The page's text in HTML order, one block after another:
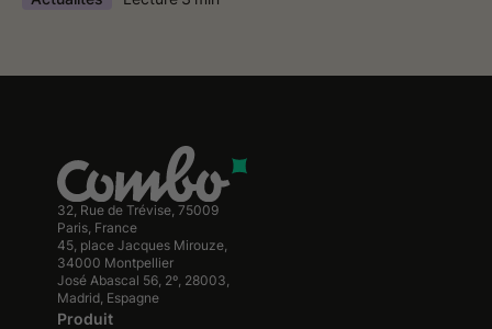
32, Rue de Trévise, 75009
Paris, France
45, place Jacques Mirouze,
34000 Montpellier
José Abascal 56, 2º, 28003,
Madrid, Espagne
Produit